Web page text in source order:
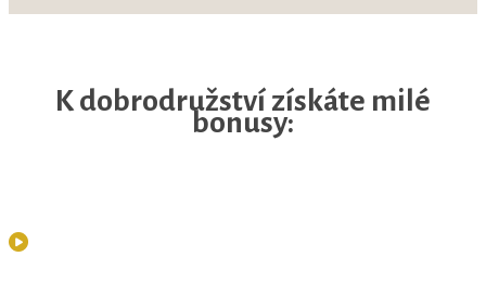
K dobrodružství získáte milé
bonusy: